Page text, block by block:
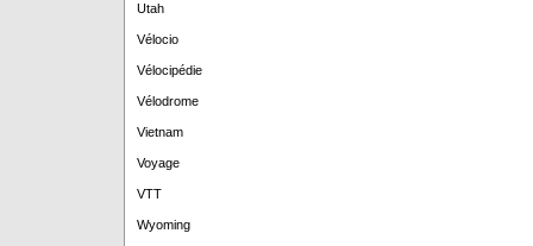
Utah
Vélocio
Vélocipédie
Vélodrome
Vietnam
Voyage
VTT
Wyoming